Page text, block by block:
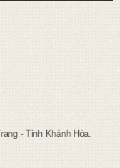
ĐỘNG
- Tỉnh Khánh Hòa.